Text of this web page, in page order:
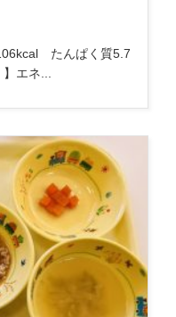
たんぱく質5.7
エネ...